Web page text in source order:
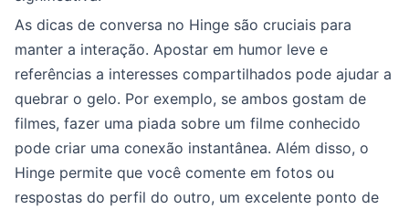
As dicas de conversa no Hinge são cruciais para
manter a interação. Apostar em humor leve e
referências a interesses compartilhados pode ajudar a
quebrar o gelo. Por exemplo, se ambos gostam de
filmes, fazer uma piada sobre um filme conhecido
pode criar uma conexão instantânea. Além disso, o
Hinge permite que você comente em fotos ou
respostas do perfil do outro, um excelente ponto de